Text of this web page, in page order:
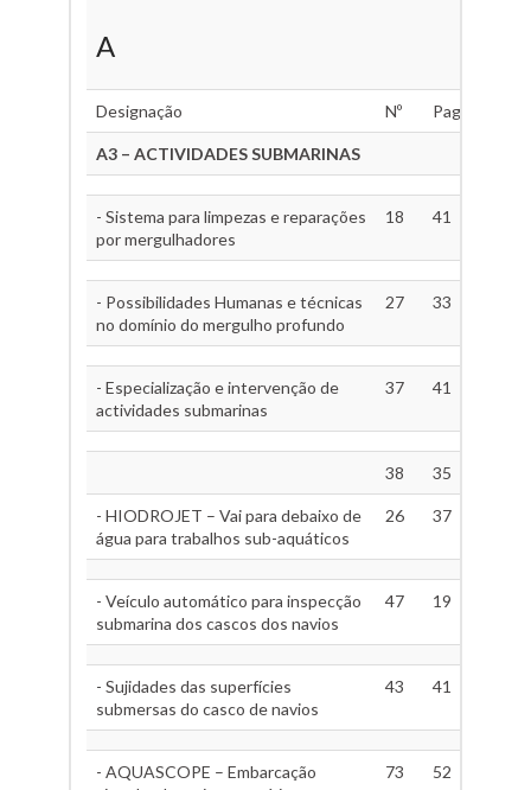
A
Designação Nº Pag.
A3 – ACTIVIDADES SUBMARINAS
- Sistema para limpezas e reparações
por mergulhadores
18 41
- Possibilidades Humanas e técnicas
no domínio do mergulho profundo
27 33
- Especialização e intervenção de
actividades submarinas
37 41
38 35
- HIODROJET – Vai para debaixo de
água para trabalhos sub-aquáticos
26 37
- Veículo automático para inspecção
submarina dos cascos dos navios
47 19
- Sujidades das superfícies
submersas do casco de navios
43 41
- AQUASCOPE – Embarcação
73 52